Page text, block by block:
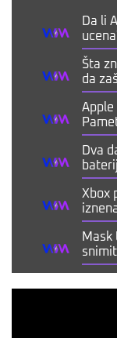
Da li
Šta
da
Apple
Dva
Xbox
Mask